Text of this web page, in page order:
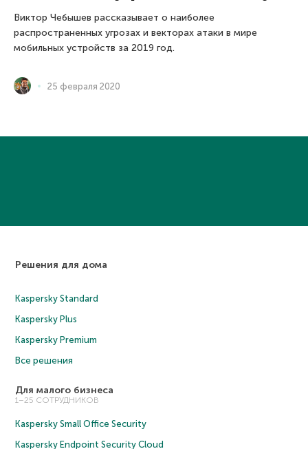
Виктор Чебышев рассказывает о наиболее
распространенных угрозах и векторах атаки в мире
мобильных устройств за 2019 год.
25 февраля 2020
Решения для дома
Kaspersky Standard
Kaspersky Plus
Kaspersky Premium
Все решения
Для малого бизнеса
1–25 СОТРУДНИКОВ
Kaspersky Small Office Security
Kaspersky Endpoint Security Cloud